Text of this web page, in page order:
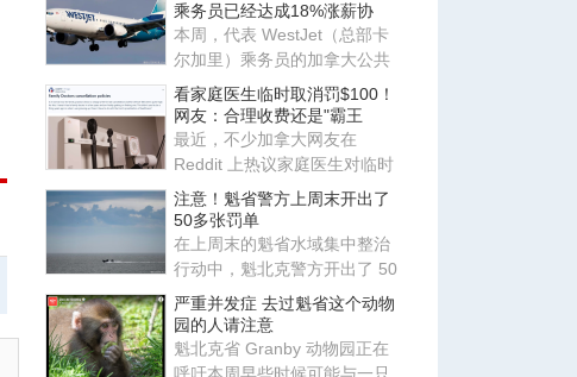
乘务员已经达成18%涨薪协
本周，代表 WestJet（总部卡
尔加里）乘务员的加拿大公共
雇员工会（CUPE）公布新合约
初
看家庭医生临时取消罚$100！
网友：合理收费还是"霸王
最近，不少加拿大网友在
Reddit 上热议家庭医生对临时
取消预约收取费用，发现如今
大部
注意！魁省警方上周末开出了
50多张罚单
在上周末的魁省水域集中整治
行动中，魁北克警方开出了 50
多张罚单，并逮捕了 3 名酒
严重并发症 去过魁省这个动物
园的人请注意
魁北克省 Granby 动物园正在